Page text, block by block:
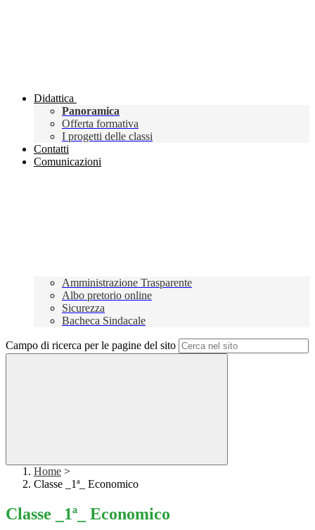
Didattica
Panoramica
Offerta formativa
I progetti delle classi
Contatti
Comunicazioni
Amministrazione Trasparente
Albo pretorio online
Sicurezza
Bacheca Sindacale
Campo di ricerca per le pagine del sito
Home >
Classe _1ª_ Economico
Classe _1ª_ Economico